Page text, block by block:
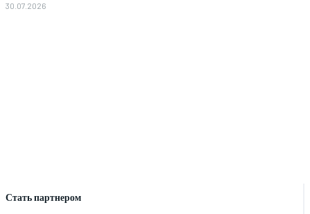
Стать партнером
30.07.2026